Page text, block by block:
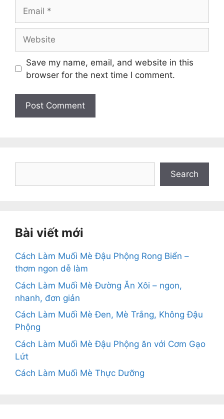
Save my name, email, and website in this
browser for the next time I comment.
Search
Bài viết mới
Cách Làm Muối Mè Đậu Phộng Rong Biển –
thơm ngon dễ làm
Cách Làm Muối Mè Đường Ăn Xôi – ngon,
nhanh, đơn giản
Cách Làm Muối Mè Đen, Mè Trắng, Không Đậu
Phộng
Cách Làm Muối Mè Đậu Phộng ăn với Cơm Gạo
Lứt
Cách Làm Muối Mè Thực Dưỡng